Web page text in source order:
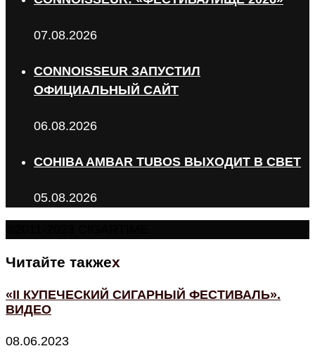
07.08.2026
CONNOISSEUR ЗАПУСТИЛ
ОФИЦИАЛЬНЫЙ САЙТ
06.08.2026
COHIBA AMBAR TUBOS ВЫХОДИТ В СВЕТ
05.08.2026
Читайте такжеx
«II КУПЕЧЕСКИЙ СИГАРНЫЙ ФЕСТИВАЛЬ».
ВИДЕО
08.06.2023